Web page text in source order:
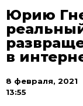
Юрию
в
8 февраля, 2021
13:55